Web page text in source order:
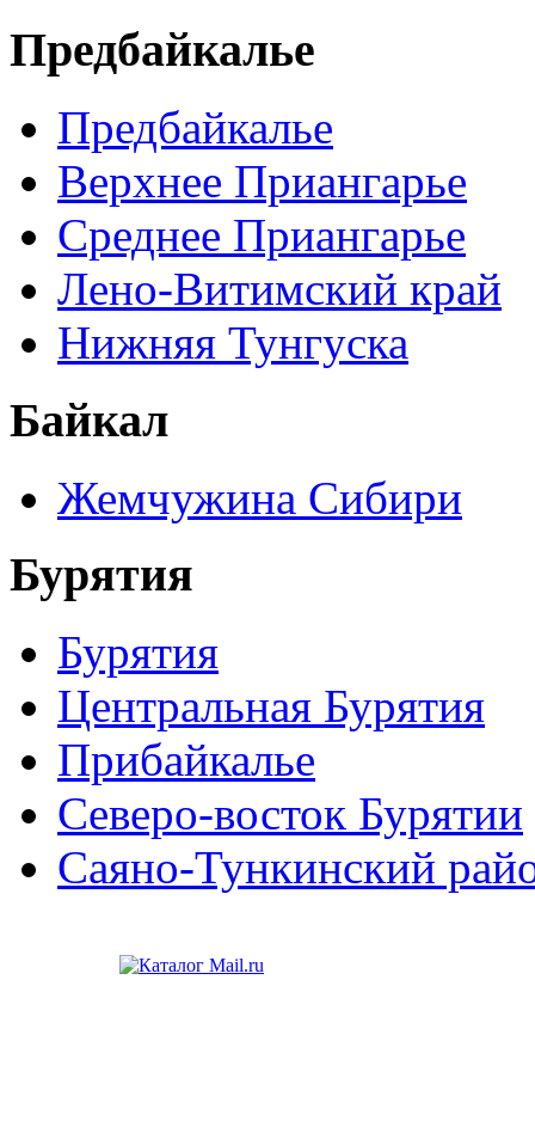
Предбайкалье
Предбайкалье
Верхнее Приангарье
Среднее Приангарье
Лено-Витимский край
Нижняя Тунгуска
Байкал
Жемчужина Сибири
Бурятия
Бурятия
Центральная Бурятия
Прибайкалье
Северо-восток Бурятии
Саяно-Тункинский